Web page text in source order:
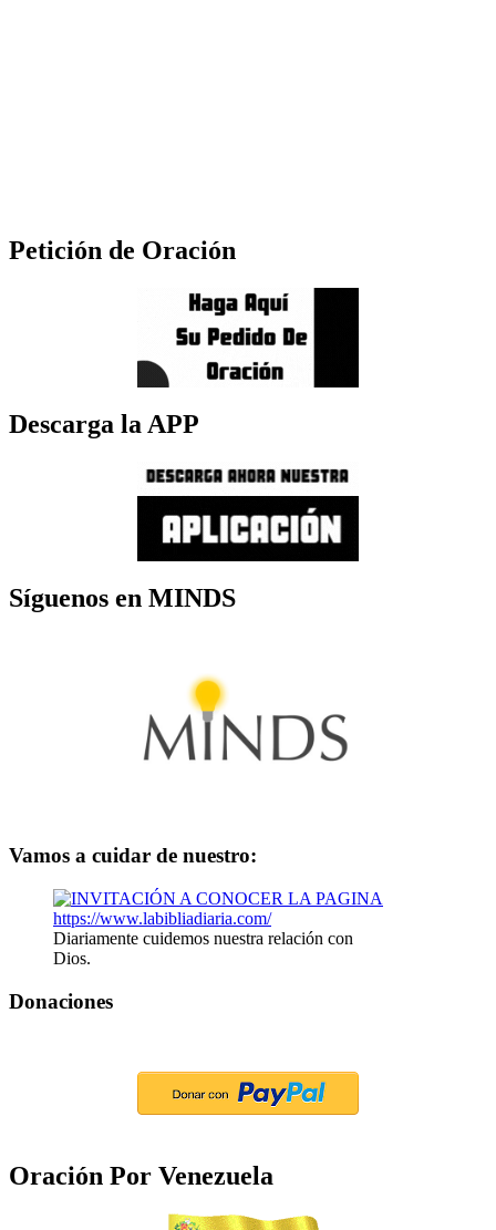
Petición de Oración
Descarga la APP
Síguenos en MINDS
Vamos a cuidar de nuestro:
Diariamente cuidemos nuestra relación con
Dios.
Donaciones
Oración Por Venezuela